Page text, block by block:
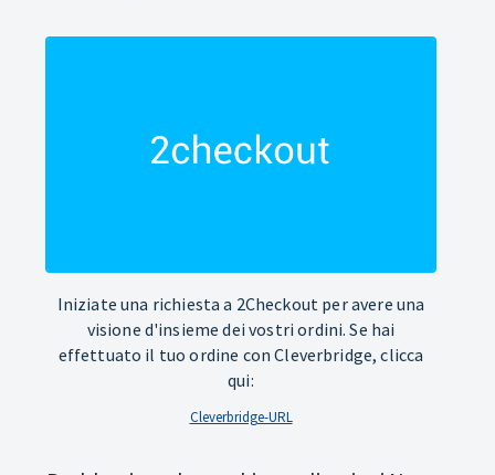
Iniziate una richiesta a 2Checkout per avere una
visione d'insieme dei vostri ordini. Se hai
effettuato il tuo ordine con Cleverbridge, clicca
qui:
Cleverbridge-URL